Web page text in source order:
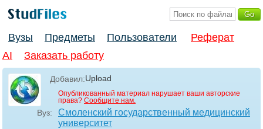
Вузы Предметы Пользователи
Реферат
AI
Заказать работу
Добавил:Upload
Опубликованный материал нарушает ваши авторские
права? Сообщите нам.
Вуз:
Смоленский государственный медицинский
университет